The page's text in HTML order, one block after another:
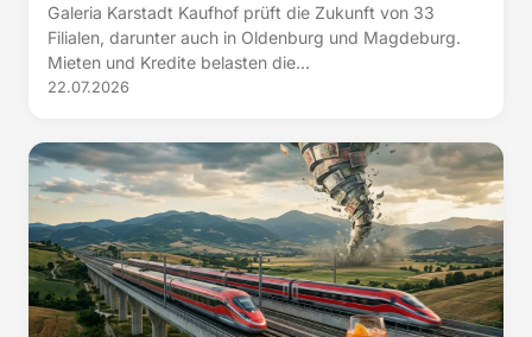
Galeria Karstadt Kaufhof prüft die Zukunft von 33
Filialen, darunter auch in Oldenburg und Magdeburg.
Mieten und Kredite belasten die...
22.07.2026